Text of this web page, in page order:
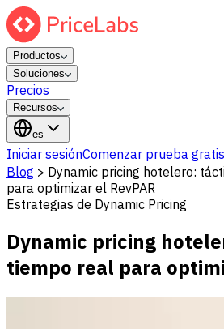
Productos
Soluciones
Precios
Recursos
es
Iniciar sesiónComenzar prueba gratis
Blog > Dynamic pricing hotelero:
para optimizar el RevPAR
Estrategias de Dynamic Pricing
Dynamic pricing
tiempo real para